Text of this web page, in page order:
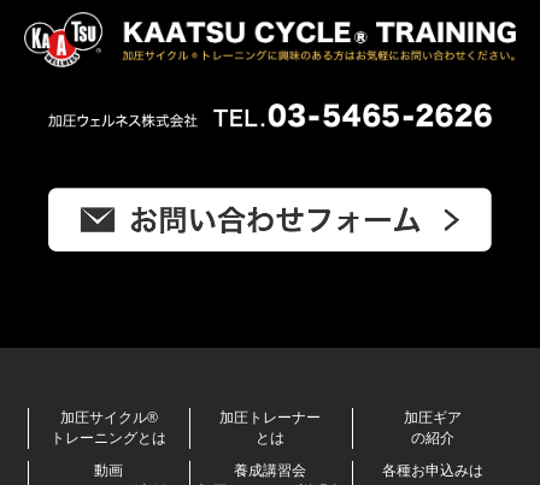
加圧サイクル®
トレーニングとは
加圧トレーナー
とは
加圧ギア
の紹介
動画
養成講習会
各種お申込みは